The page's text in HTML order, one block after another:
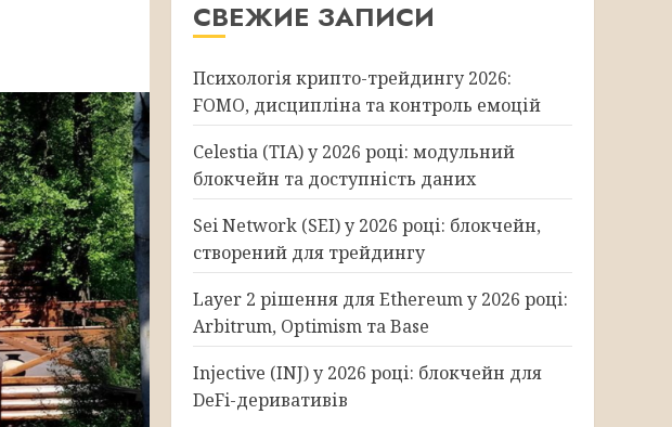
СВЕЖИЕ ЗАПИСИ
Психологія крипто-трейдингу 2026:
FOMO, дисципліна та контроль емоцій
Celestia (TIA) у 2026 році: модульний
блокчейн та доступність даних
Sei Network (SEI) у 2026 році: блокчейн,
створений для трейдингу
Layer 2 рішення для Ethereum у 2026 році:
Arbitrum, Optimism та Base
Injective (INJ) у 2026 році: блокчейн для
DeFi-деривативів